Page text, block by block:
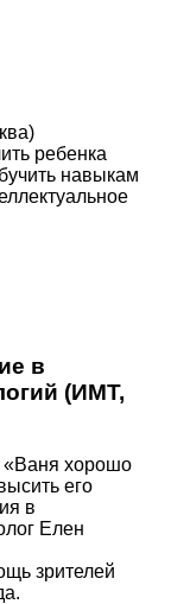
ребенка
навыкам
в
(ИМТ,
«Ваня хорошо
его
в
Елен
зрителей